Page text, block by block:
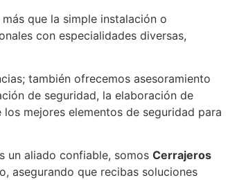
que la simple instalación o
con especialidades diversas,
también ofrecemos asesoramiento
de seguridad, la elaboración de
mejores elementos de seguridad para
un aliado confiable, somos Cerrajeros
asegurando que recibas soluciones